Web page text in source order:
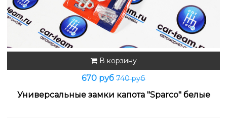
В корзину
670 руб 740 руб
Универсальные замки капота "Sparco" белые